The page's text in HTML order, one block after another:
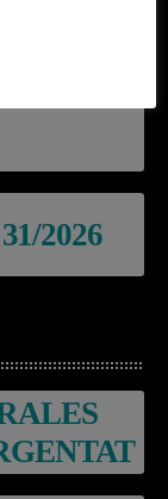
2026
2026